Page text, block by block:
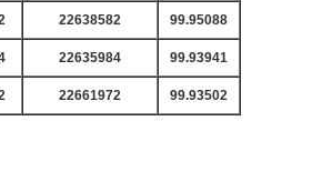
22638582 99.95088
22635984 99.93941
22661972 99.93502